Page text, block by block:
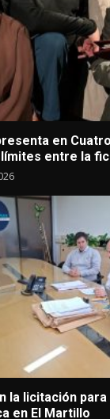
en
entre la
la licitación
en El Martillo